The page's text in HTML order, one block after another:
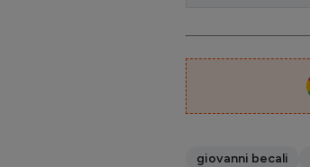
giovanni becali